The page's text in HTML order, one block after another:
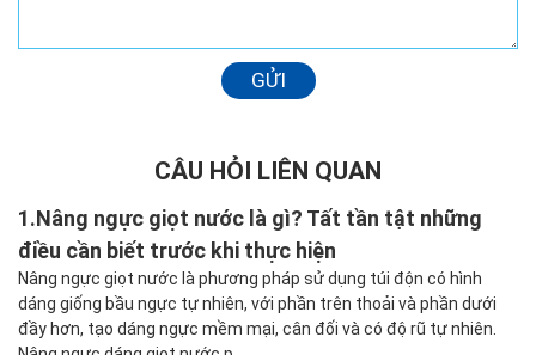
CÂU HỎI LIÊN QUAN
1.Nâng ngực giọt nước là gì? Tất tần tật những